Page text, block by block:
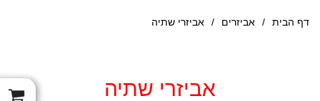
דף הבית / אביזרים / אביזרי שתיה
אביזרי שתיה